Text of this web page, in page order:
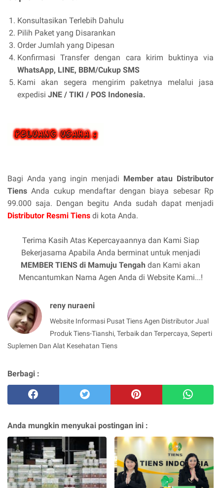
Konsultasikan Terlebih Dahulu
Pilih Paket yang Disarankan
Order Jumlah yang Dipesan
Konfirmasi Transfer dengan cara kirim buktinya via
WhatsApp, LINE, BBM/Cukup SMS
Kami akan segera mengirim paketnya melalui jasa
expedisi JNE / TIKI / POS Indonesia.
Bagi Anda yang ingin menjadi Member atau Distributor
Tiens Anda cukup mendaftar dengan biaya sebesar Rp
99.000 saja. Dengan begitu Anda sudah dapat menjadi
Distributor Resmi Tiens di kota Anda.
Terima Kasih Atas Kepercayaannya dan Kami Siap
Bekerjasama Apabila Anda berminat untuk menjadi
MEMBER TIENS di Mamuju Tengah dan Kami akan
Mencantumkan Nama Agen Anda di Website Kami...!
reny nuraeni
Website Informasi Pusat Tiens Agen Distributor Jual
Produk Tiens-Tianshi, Terbaik dan Terpercaya, Seperti
Suplemen Dan Alat Kesehatan Tiens
Berbagi :
Anda mungkin menyukai postingan ini :